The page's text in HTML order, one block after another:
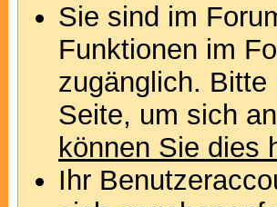
Sie sind im
Funktionen im
zugänglich.
Seite, um sich
können Sie dies
Ihr